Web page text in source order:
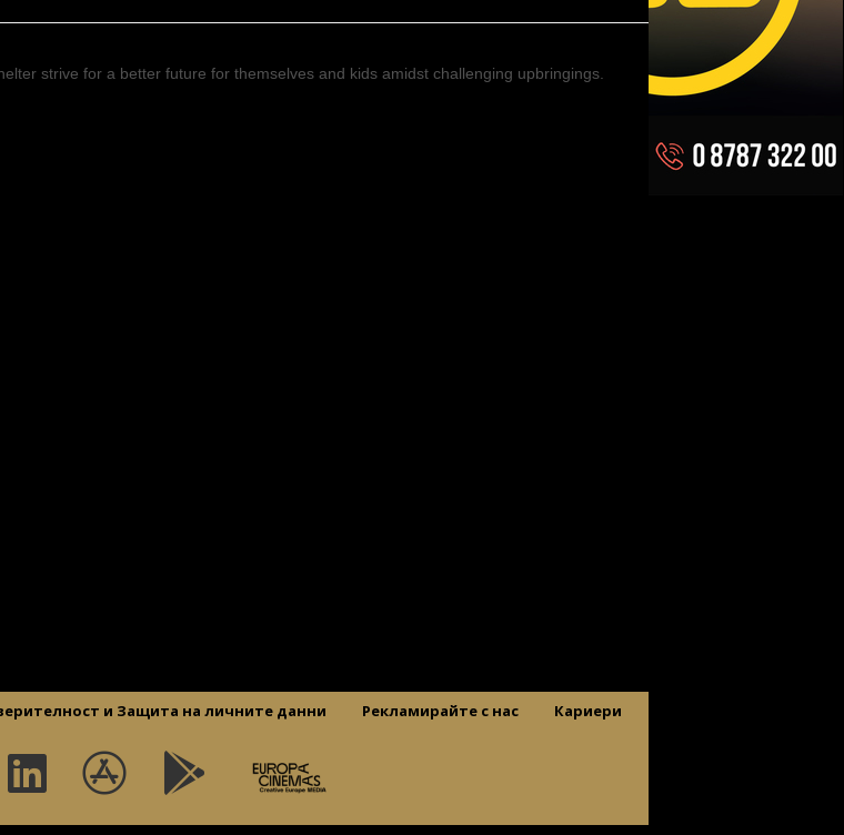
strive for a better future for themselves and kids amidst challenging upbringings.
и Защита на личните данни Рекламирайте с нас Кариери